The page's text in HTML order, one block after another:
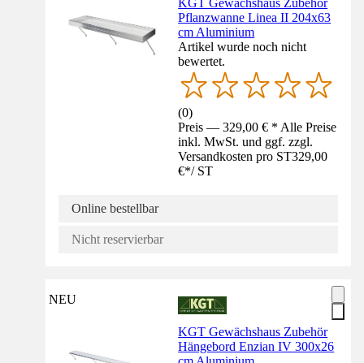
Pflanzwanne Linea II 204x63
cm Aluminium
Artikel wurde noch nicht
bewertet.
(0)
Preis — 329,00 € * Alle Preise
inkl. MwSt. und ggf. zzgl.
Versandkosten pro ST329,00
€*/ ST
Online bestellbar
Nicht reservierbar
NEU
KGT Gewächshaus Zubehör
Hängebord Enzian IV 300x26